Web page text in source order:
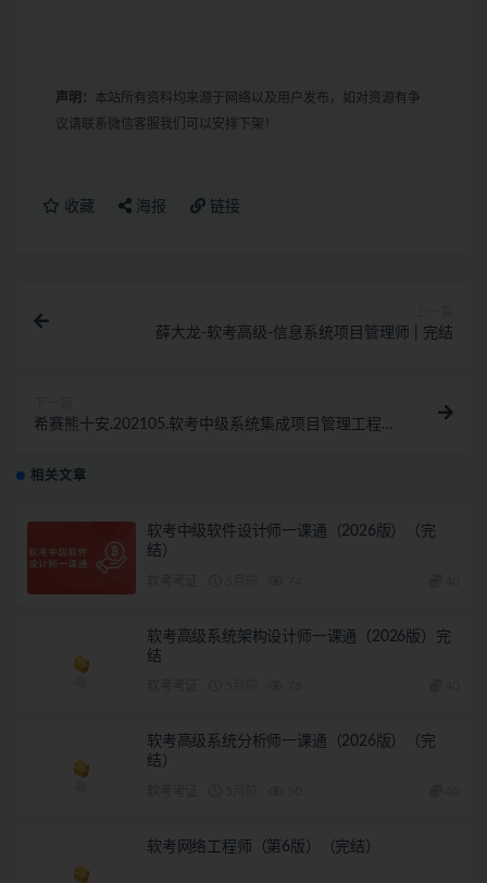
声明： 本站所有资料均来源于网络以及用户发布，如对资源有争
议请联系微信客服我们可以安排下架！
收藏 海报 链接
薛大龙-软考高级-信息系统项目管理师 | 完结
希赛熊十安.202105.软考中级系统集成项目管理工程师
相关文章
软考中级软件设计师一课通（2026版）（完
结）
软考高级系统架构设计师一课通（2026版）完
结
软考高级系统分析师一课通（2026版）（完
结）
软考网络工程师（第6版）（完结）